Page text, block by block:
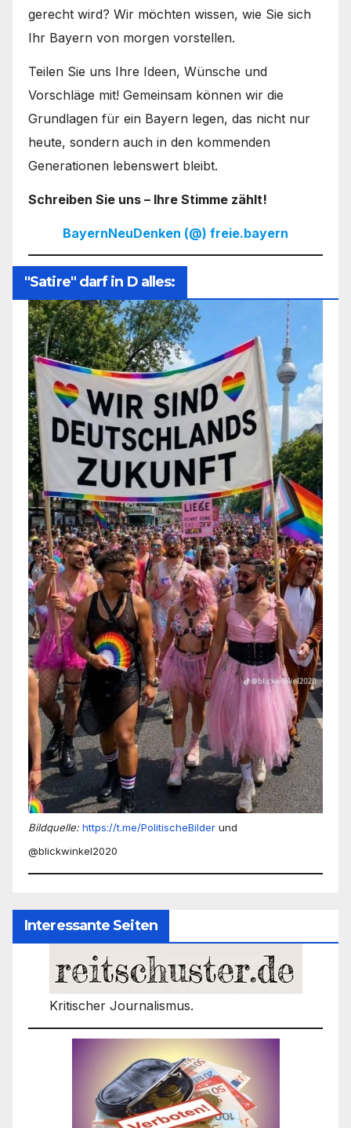
gerecht wird? Wir möchten wissen, wie Sie sich
Ihr Bayern von morgen vorstellen.
Teilen Sie uns Ihre Ideen, Wünsche und
Vorschläge mit! Gemeinsam können wir die
Grundlagen für ein Bayern legen, das nicht nur
heute, sondern auch in den kommenden
Generationen lebenswert bleibt.
Schreiben Sie uns – Ihre Stimme zählt!
BayernNeuDenken (@) freie.bayern
"Satire" darf in D alles:
Bildquelle: https://t.me/PolitischeBilder und
@blickwinkel2020
Interessante Seiten
Kritischer Journalismus.